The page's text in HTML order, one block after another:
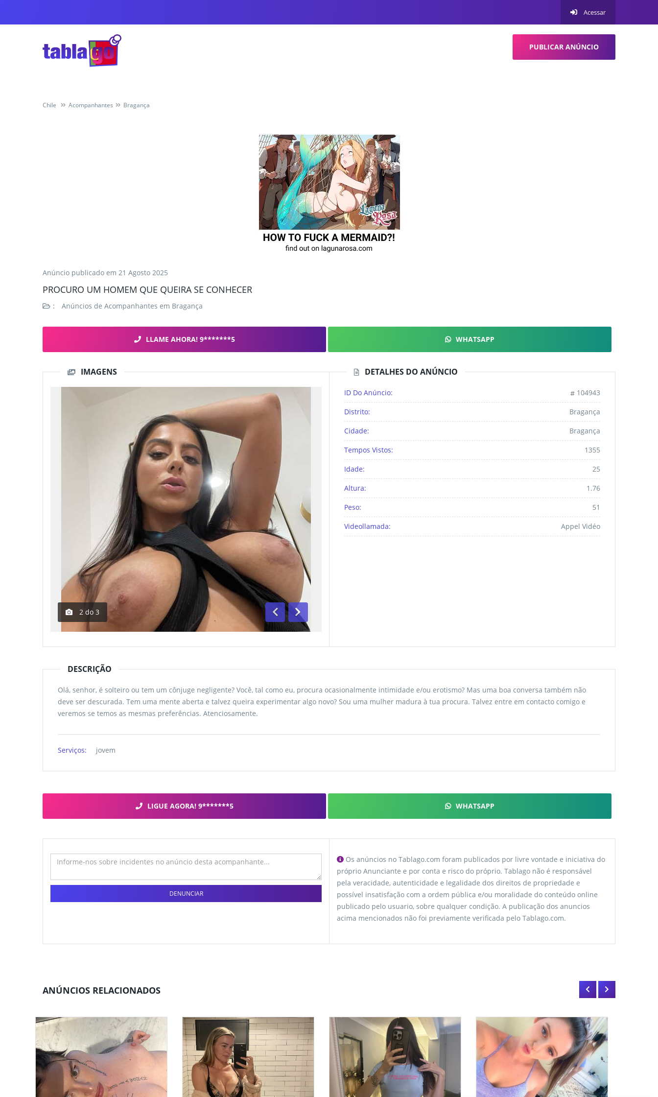
Acessar
PUBLICAR ANÚNCIO
Chile Acompanhantes Bragança
Anúncio publicado em 21 Agosto 2025
PROCURO UM HOMEM QUE QUEIRA SE CONHECER
: Anúncios de Acompanhantes em Bragança
LLAME AHORA! 9*******5 WHATSAPP
IMAGENS
2 do 3
Anterior
Segue
DETALHES DO ANÚNCIO
ID Do Anúncio: 104943
Distrito: Bragança
Cidade: Bragança
Tempos Vistos: 1355
Idade: 25
Altura: 1.76
Peso: 51
Videollamada: Appel Vidéo
DESCRIÇÃO
Olá, senhor, é solteiro ou tem um cônjuge negligente? Você, tal como eu, procura ocasionalmente intimidade e/ou erotismo? Mas uma boa conversa também não
deve ser descurada. Tem uma mente aberta e talvez queira experimentar algo novo? Sou uma mulher madura à tua procura. Talvez entre em contacto comigo e
veremos se temos as mesmas preferências. Atenciosamente.
Serviços: jovem
LIGUE AGORA! 9*******5 WHATSAPP
DENUNCIAR
Os anúncios no Tablago.com foram publicados por livre vontade e iniciativa do
próprio Anunciante e por conta e risco do próprio. Tablago não é responsável
pela veracidade, autenticidade e legalidade dos direitos de propriedade e
possível insatisfação com a ordem pública e/ou moralidade do conteúdo online
publicado pelo usuario, sobre qualquer condição. A publicação dos anuncios
acima mencionados não foi previamente verificada pelo Tablago.com.
ANÚNCIOS RELACIONADOS